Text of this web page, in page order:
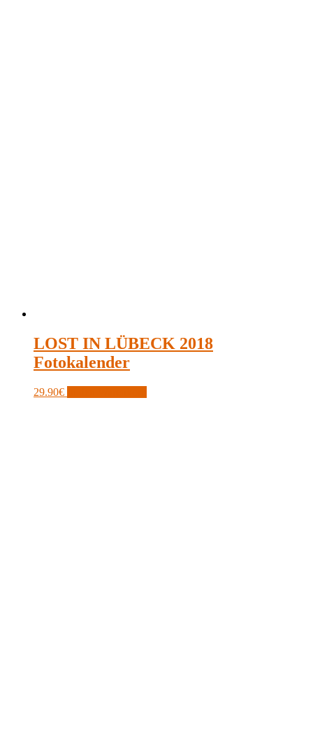
LOST IN LÜBECK 2018
Fotokalender
29.90€